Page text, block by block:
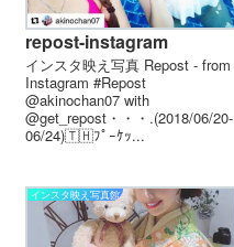
repost-instagram
インスタ映え写真 Repost - from
Instagram #Repost
@akinochan07 with
@get_repost・・・.(2018/06/20-
06/24)🇹🇭ﾌﾟｰｹｯ...
インスタ映え写真館